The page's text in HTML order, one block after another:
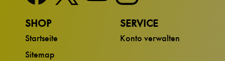
SHOP
Startseite
Sitemap
SERVICE
Konto verwalten